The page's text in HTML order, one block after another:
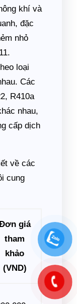
khí và
đặc
nhỏ
loại
Các
R410a
nhau,
cấp dịch
về các
cung
giá
tham
khảo
(VND)